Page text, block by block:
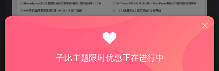
子比主题限时优惠正在进行中